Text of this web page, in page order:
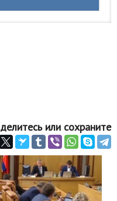
или сохраните